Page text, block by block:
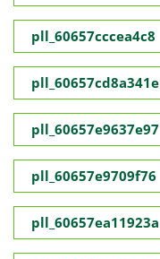
pll_60657cccea4c8
pll_60657cd8a341e
pll_60657e9637e97
pll_60657e9709f76
pll_60657ea11923a